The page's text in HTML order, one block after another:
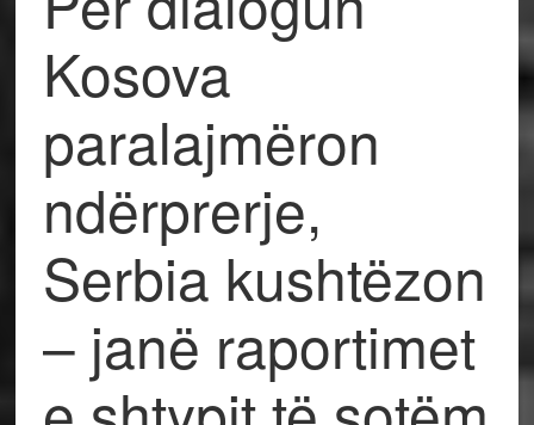
Kosova
paralajmëron
ndërprerje,
Serbia kushtëzon
– janë raportimet